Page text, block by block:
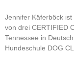
Jennifer Käferböck
von drei CERTIFIED
Tennessee in
Hundeschule DOG